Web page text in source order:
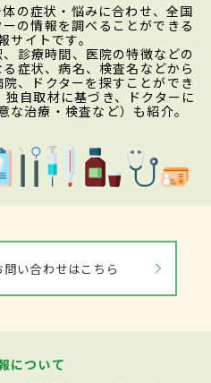
の症状・悩みに合わせ、全国
の情報を調べることができる
サイトです。
診療時間、医院の特徴などの
症状、病名、検査名などから
、ドクターを探すことができ
自取材に基づき、ドクターに
治療・検査など）も紹介。
い合わせはこちら
について